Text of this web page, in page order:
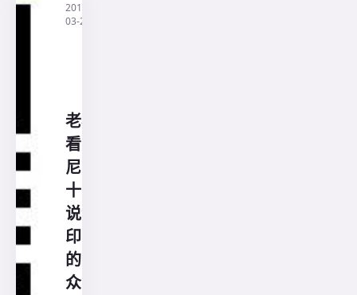
2019-
03-21
老杜
看印
尼之
十三:
说说
印尼
的公
众号